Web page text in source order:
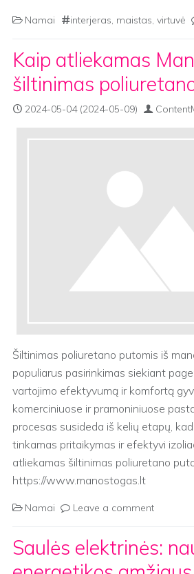
Namai interjeras, maistas, virtuvė
Kaip atliekamas
šiltinimas
2024-05-04(2024-05-09)
Šiltinimas poliuretano putomis iš
populiarus pasirinkimas siekiant
vartojimo efektyvumą ir komfortą
komerciniuose ir pramoniniuose
procesas susideda iš kelių etapų,
tinkamas pritaikymas ir efektyvi
atliekamas šiltinimas poliuretano
https://www.manostogas.lt
Namai Leave a comment
Saulės elektrinės: